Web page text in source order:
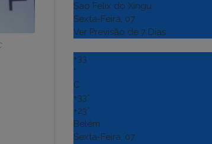
Sao Felix do Xingu
Sexta-Feira, 07
Ver Previsão de 7 Dias
+33
°
C
+33°
+23°
Belém
Sexta-Feira, 07